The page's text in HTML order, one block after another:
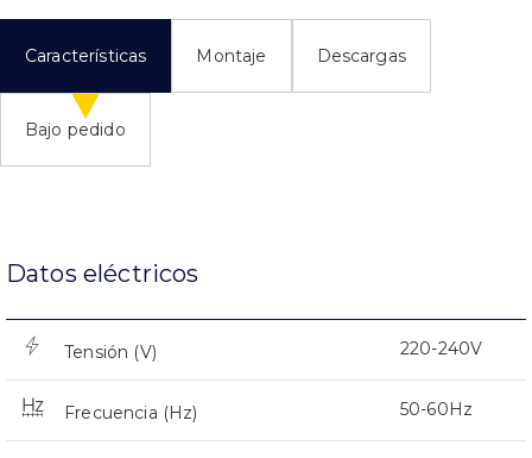
Características Montaje Descargas
Bajo pedido
Datos eléctricos
Tensión (V) 220-240V
Frecuencia (Hz) 50-60Hz